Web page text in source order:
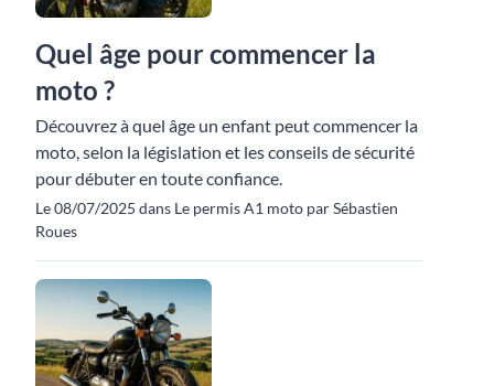
Quel âge pour commencer la
moto ?
Découvrez à quel âge un enfant peut commencer la
moto, selon la législation et les conseils de sécurité
pour débuter en toute confiance.
Le 08/07/2025 dans Le permis A1 moto par Sébastien
Roues